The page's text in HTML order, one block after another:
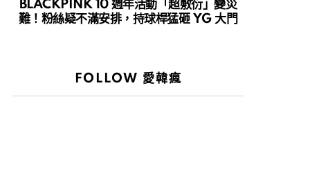
BLACKPINK 10 週年活動「超敷衍」變災
難！粉絲疑不滿安排，持球桿猛砸 YG 大門
FOLLOW 愛韓瘋